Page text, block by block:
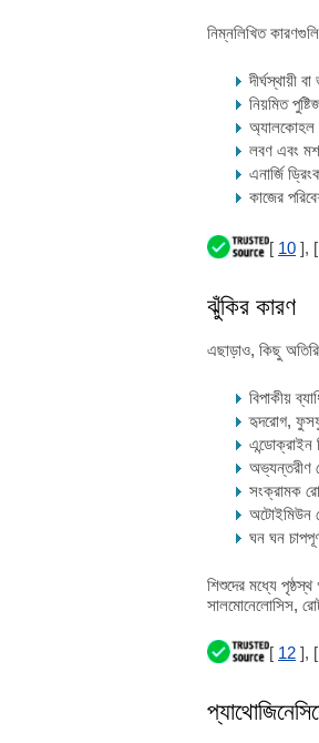
নিম্নলিখিত
দীর্ঘস্থায়ী
নিয়মিত
অ্যালকোহল
লবণ এবং
এনার্জি
কাজের
[ 10 ], [
ঝুঁকির কারণ
এছাড়াও, কিছু
বিপাকীয়
হৃদরোগ,
এন্ডোক্রাইন
অভ্যন্তরীণ
সংক্রামক
অটোইমিউন
ঘন ঘন
শিশুদের মধ্যে
সালমোনেলোসিস,
[ 12 ], [